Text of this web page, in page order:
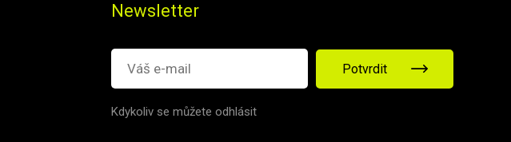
Newsletter
Potvrdit
Kdykoliv se můžete odhlásit